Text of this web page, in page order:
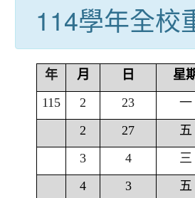
114學年全校
年 月 日
星
115
2 23 一
2
27 五
3
4 三
4
3 五